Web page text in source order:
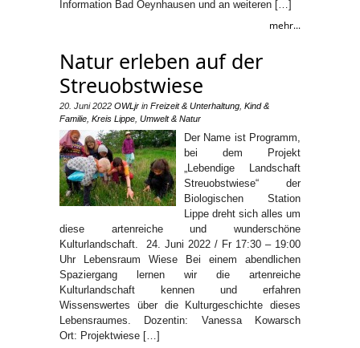
Information Bad Oeynhausen und an weiteren […]
mehr...
Natur erleben auf der
Streuobstwiese
20. Juni 2022 OWLjr in Freizeit & Unterhaltung Kind &
Familie Kreis Lippe Umwelt & Natur
Der Name ist Programm,
bei dem Projekt
„Lebendige Landschaft
Streuobstwiese“ der
Biologischen Station
Lippe dreht sich alles um
diese artenreiche und wunderschöne
Kulturlandschaft. 24. Juni 2022 / Fr 17:30 – 19:00
Uhr Lebensraum Wiese Bei einem abendlichen
Spaziergang lernen wir die artenreiche
Kulturlandschaft kennen und erfahren
Wissenswertes über die Kulturgeschichte dieses
Lebensraumes. Dozentin: Vanessa Kowarsch
Ort: Projektwiese […]